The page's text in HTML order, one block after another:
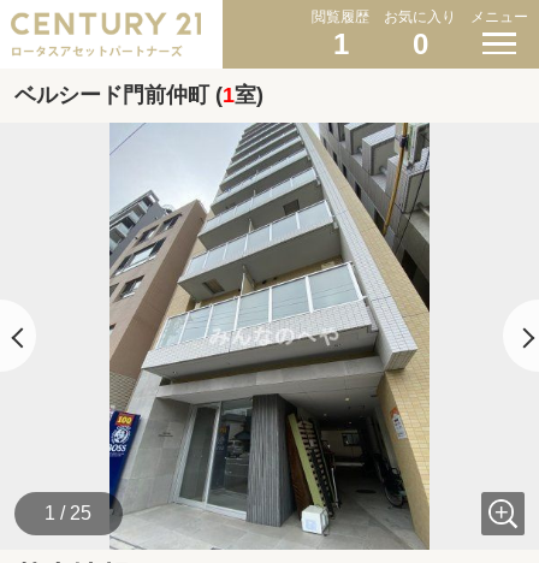
閲覧履歴
1
お気に入り
0
メニュー
ベルシード門前仲町 (1室)
1 / 25